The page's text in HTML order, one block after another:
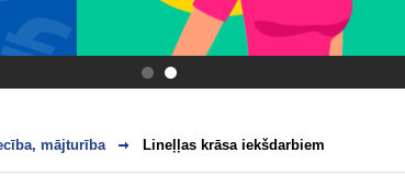
.
mājturība Lineļļas krāsa iekšdarbiem